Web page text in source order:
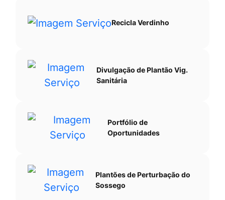
Recicla Verdinho
Divulgação de Plantão Vig.
Sanitária
Portfólio de
Oportunidades
Plantões de Perturbação do
Sossego